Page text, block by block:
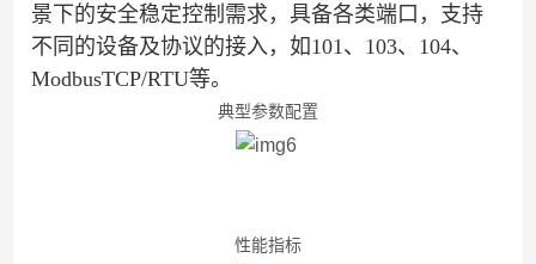
景下的安全稳定控制需求 ， 具备各类端口，支持
不同的设备及协议的接入，如101、103、104、
ModbusTCP/RTU等。
典型参数配置
性能指标